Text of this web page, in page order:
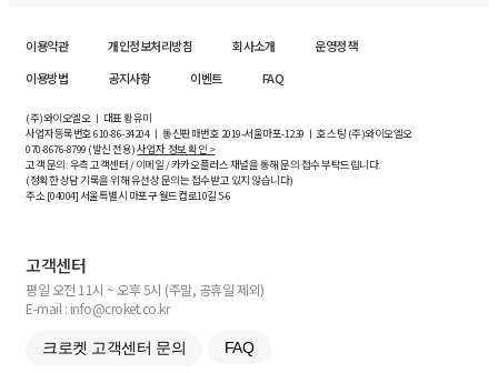
이용약관 개인정보처리방침 회사소개
운영정책
이용방법
공지사항 이벤트 FAQ
(주)와이오엘오 ㅣ 대표 황유미
사업자등록번호610-86-34204ㅣ 통신판매번호 2019-서울마포-1239 ㅣ 호스팅 (주)와이오엘오
070-8676-8799 (발신 전용)사업자 정보 확인 >
고객 문의: 우측 고객센터 / 이메일 / 카카오플러스 채널을 통해 문의 접수 부탁드립니다.
(정확한 상담 기록을 위해 유선상 문의는 접수받고 있지 않습니다)
주소 [04004] 서울특별시 마포구 월드컵로10길5-6
고객센터
평일 오전 11시 ~ 오후 5시 (주말, 공휴일 제외)
E-mail : info@croket.co.kr
크로켓 고객센터 문의 FAQ